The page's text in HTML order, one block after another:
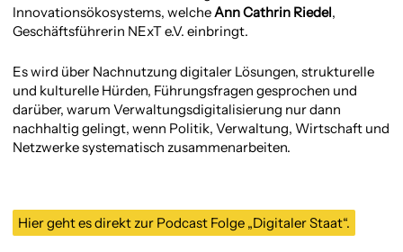
Innovationsökosystems, welcheAnn Cathrin Riedel,
Geschäftsführerin NExT e.V. einbringt.
Es wird über Nachnutzung digitaler Lösungen, strukturelle
und kulturelle Hürden, Führungsfragen gesprochen und
darüber, warum Verwaltungsdigitalisierung nur dann
nachhaltig gelingt, wenn Politik, Verwaltung, Wirtschaft und
Netzwerke systematisch zusammenarbeiten.
Hier geht es direkt zur Podcast Folge „Digitaler Staat“.